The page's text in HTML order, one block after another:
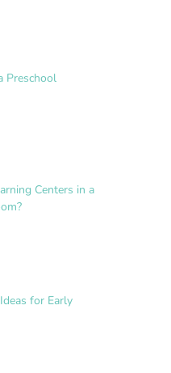
Preschool
Centers in a
for Early